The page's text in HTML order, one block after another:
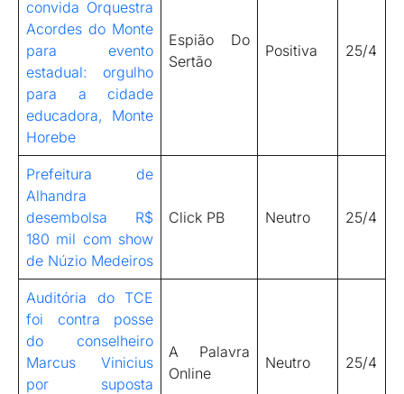
convida Orquestra
Acordes do Monte
para evento
estadual: orgulho
para a cidade
educadora, Monte
Horebe
Espião Do
Sertão
Positiva 25/4
Prefeitura de
Alhandra
desembolsa R$
180 mil com show
de Núzio Medeiros
Click PB Neutro 25/4
Auditória do TCE
foi contra posse
do conselheiro
Marcus Vinicius
por suposta
A Palavra
Online
Neutro 25/4